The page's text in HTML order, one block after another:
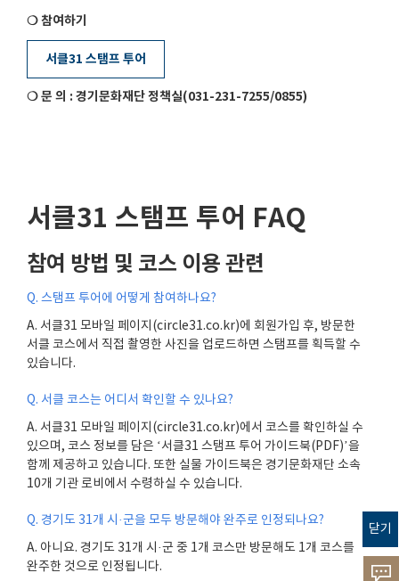
닫기
고객의
❍ 참여하기
서클31 스탬프 투어
❍ 문 의 : 경기문화재단 정책실(031-231-7255/0855)
서클31 스탬프 투어 FAQ
참여 방법 및 코스 이용 관련
Q. 스탬프 투어에 어떻게 참여하나요?
A. 서클31 모바일 페이지 (circle31.co.kr)에 회원가입 후, 방문한
서클 코스에서 직접 촬영한 사진을 업로드하면 스탬프를 획득할 수
있습니다.
Q. 서클 코스는 어디서 확인할 수 있나요?
A. 서클31 모바일 페이지 (circle31.co.kr)에서 코스를 확인하실 수
있으며, 코스 정보를 담은 ‘서클31 스탬프 투어 가이드북(PDF)’을
함께 제공하고 있습니다. 또한 실물 가이드북은 경기문화재단 소속
10개 기관 로비에서 수령하실 수 있습니다.
Q. 경기도31개 시 ·군을 모두 방문해야 완주로 인정되나요?
A. 아니요. 경기도31개 시 ·군 중 1개 코스만 방문해도 1개 코스를
완주한 것으로 인정됩니다.